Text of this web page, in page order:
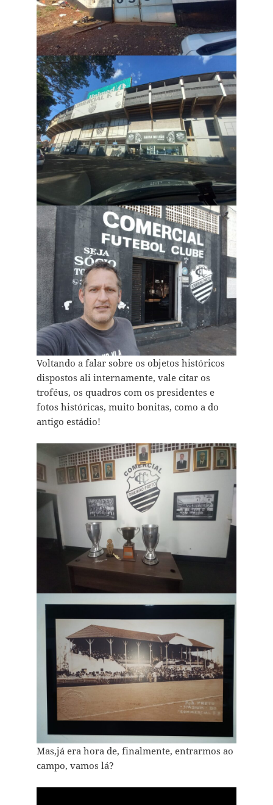
Voltando a falar sobre os objetos históricos
dispostos ali internamente, vale citar os
troféus, os quadros com os presidentes e
fotos históricas, muito bonitas, como a do
antigo estádio!
Mas,já era hora de, finalmente, entrarmos ao
campo, vamos lá?